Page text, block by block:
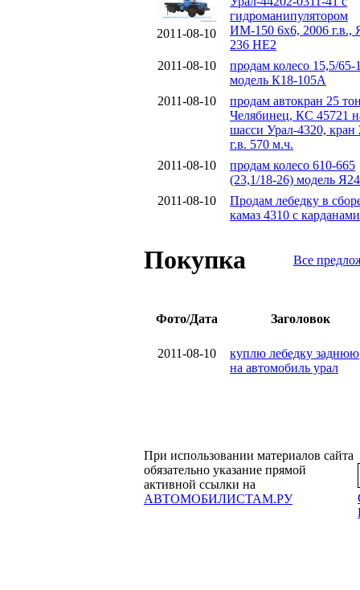
2011-08-10
гидроманипулятором
ИМ-150 6х6, 2006 г.в.,
236 НЕ2
2011-08-10
продам колесо 15,5/65-
модель К18-105А
2011-08-10
продам автокран 25
Челябинец, КС 45721
шасси Урал-4320, кран
г.в. 570 м.ч.
2011-08-10
продам колесо 610-665
(23,1/18-26) модель
2011-08-10
Продам лебедку в
камаз 4310 с карданами
Покупка Все
Фото/Дата Заголовок
2011-08-10
куплю лебедку заднюю
на автомобиль урал
При использовании материалов сайта
обязательно указание прямой
активной ссылки на
АВТОМОБИЛИСТАМ.РУ